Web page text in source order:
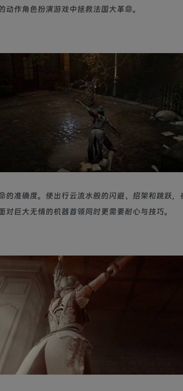
作角色扮演游戏中拯救法国大革命。
的准确度。使出行云流水般的闪避、招架和跳跃
巨大无情的机器首领同时更需要耐心与技巧。